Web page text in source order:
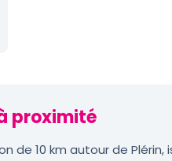
proximité
de 10 km autour de Plérin,